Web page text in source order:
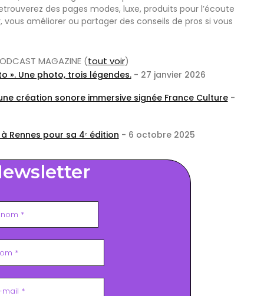
des pages modes, luxe, produits pour l’écoute
améliorer ou partager des conseils de pros si vous
MAGAZINE (tout voir)
». Une photo, trois légendes.- 27 janvier 2026
création sonore immersive signée France Culture-
Rennes pour sa 4ᵉ édition - 6 octobre 2025